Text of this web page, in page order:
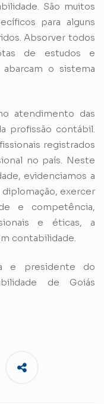
São muitos
para alguns
Absorver todos
de estudos e
o sistema
atendimento das
profissão contábil.
registrados
no país. Neste
evidenciamos a
exercer
e competência,
e éticas, a
contabilidade.
e presidente do
de Goiás